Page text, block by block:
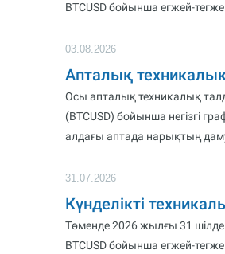
BTCUSD бойынша егжей-
03.08.2026
Апталық
Осы апталық техникалық
(BTCUSD) бойынша негізгі
алдағы аптада нарықтың
31.07.2026
Күнделікті
Төменде 2026 жылғы 31 шілде
BTCUSD бойынша егжей-